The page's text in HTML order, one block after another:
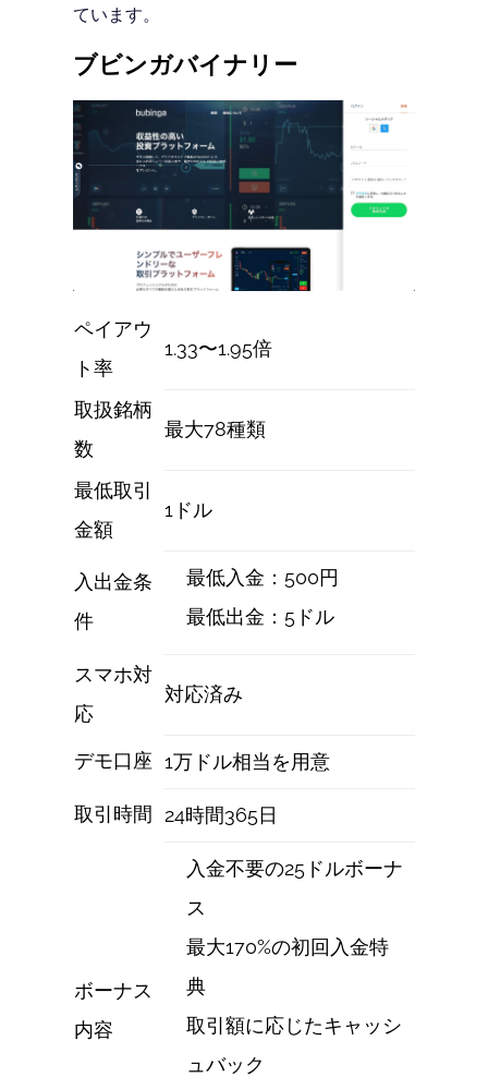
ています。
ブビンガバイナリー
ペイアウ
ト率
1.33〜1.95倍
取扱銘柄
数
最大78種類
最低取引
金額
1ドル
入出金条
件
最低入金：500円
最低出金：5ドル
スマホ対
応
対応済み
デモ口座 1万ドル相当を用意
取引時間 24時間365日
ボーナス
内容
入金不要の25ドルボーナ
ス
最大170%の初回入金特
典
取引額に応じたキャッシ
ュバック